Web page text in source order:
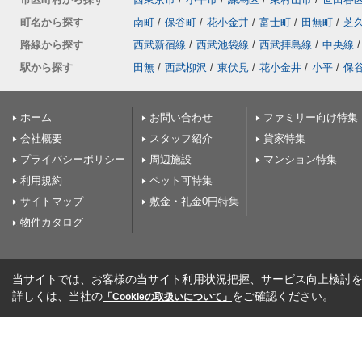
町名から探す
南町 / 保谷町 / 花小金井 / 富士町 / 田無町 / 芝
路線から探す
西武新宿線 / 西武池袋線 / 西武拝島線 / 中央線 /
駅から探す
田無 / 西武柳沢 / 東伏見 / 花小金井 / 小平 / 保
ホーム
会社概要
プライバシーポリシー
利用規約
サイトマップ
物件カタログ
お問い合わせ
スタッフ紹介
周辺施設
ペット可特集
敷金・礼金0円特集
ファミリー向け特集
貸家特集
マンション特集
当サイトでは、お客様の当サイト利用状況把握、サービス向上検討
詳しくは、当社の 「Cookieの取扱いについて」 をご確認ください。